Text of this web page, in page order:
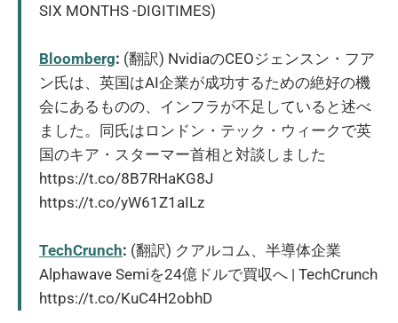
SIX MONTHS -DIGITIMES)
Bloomberg: (翻訳) NvidiaのCEOジェンスン・フア
ン氏は、英国はAI企業が成功するための絶好の機
会にあるものの、インフラが不足していると述べ
ました。同氏はロンドン・テック・ウィークで英
国のキア・スターマー首相と対談しました
https://t.co/8B7RHaKG8J
https://t.co/yW61Z1aILz
TechCrunch: (翻訳) クアルコム、半導体企業
Alphawave Semiを24億ドルで買収へ | TechCrunch
https://t.co/KuC4H2obhD